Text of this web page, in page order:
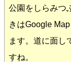
公園をしらみつ
きはGoogle
ます。道に面し
すね。